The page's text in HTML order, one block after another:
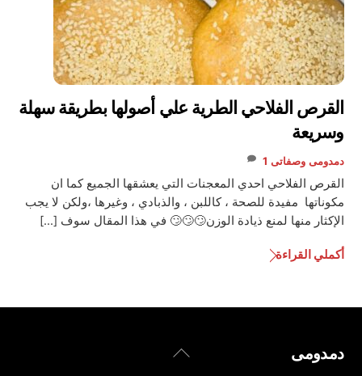
القرص الفلاحي الطرية علي أصولها بطريقة سهلة
وسريعة
دمدومى وصفاتى 1
القرص الفلاحي احدي المعجنات التي يعشقها الجميع كما ان
مكوناتها مفيدة للصحة ، كاللبن ، والذبادي ، وغيرها ،ولكن لا يجب
الإكثار منها لمنع ذيادة الوزن🙄🙄🙄 في هذا المقال سوف […]
أكملي القراءة
Back
دمدومى